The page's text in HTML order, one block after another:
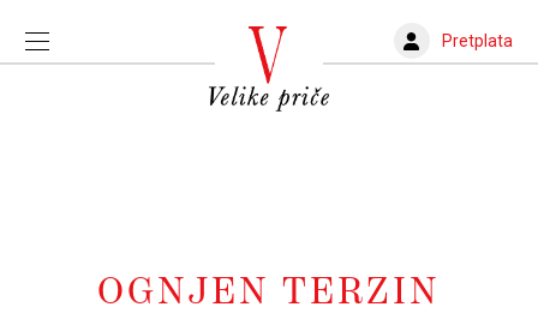
Pretplata
OGNJEN TERZIN